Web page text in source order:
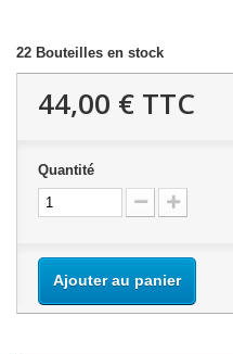
22 Bouteilles en stock
44,00 € TTC
Quantité
Ajouter au panier